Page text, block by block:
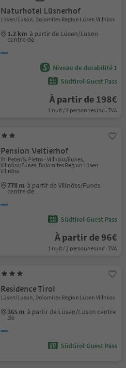
Naturhotel Lüsnerhof
Lüsen/Luson, Dolomites Region Lüsen Villnöss
1.2 km à partir de Lüsen/Luson
centre de
Niveau de durabilité 1
Südtirol Guest Pass
À partir de 198€
1 nuit / 2 personnes incl. TVA
Pension Veltierhof
St. Peter/S. Pietro - Villnöss/Funes,
Villnöss/Funes, Dolomites Region Lüsen
Villnöss
778 m à partir de Villnöss/Funes
centre de
Südtirol Guest Pass
À partir de 96€
1 nuit / 2 personnes incl. TVA
Residence Tirol
Lüsen/Luson, Dolomites Region Lüsen Villnöss
365 m à partir de Lüsen/Luson centre
de
Südtirol Guest Pass